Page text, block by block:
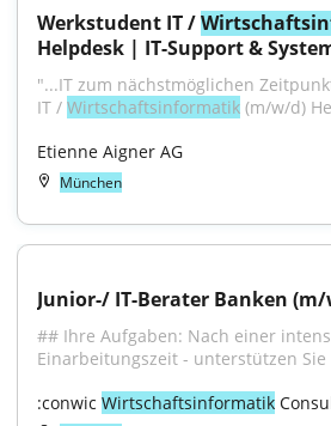
Werkstudent IT /
Helpdesk | IT-Support &
"...IT zum nächstmöglichen
IT / Wirtschaftsinformatik (m/w/d)
Etienne Aigner AG
München
Junior-/ IT-Berater Banken
## Ihre Aufgaben: Nach einer
Einarbeitungszeit - unterstützen Sie
:conwic Wirtschaftsinformatik